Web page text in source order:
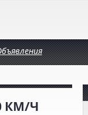
КМ/Ч